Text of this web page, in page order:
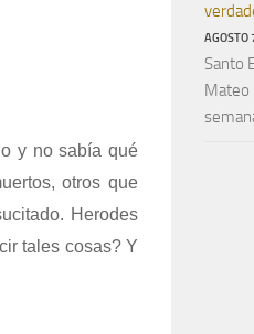
y no sabía qué
otros que
Herodes
tales cosas? Y
AGOSTO
Santo
Mateo